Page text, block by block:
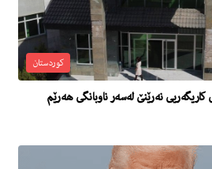
کوردستان
كاریگەریی نەرێنێ‌ لەسەر ناوبانگی هەرێم